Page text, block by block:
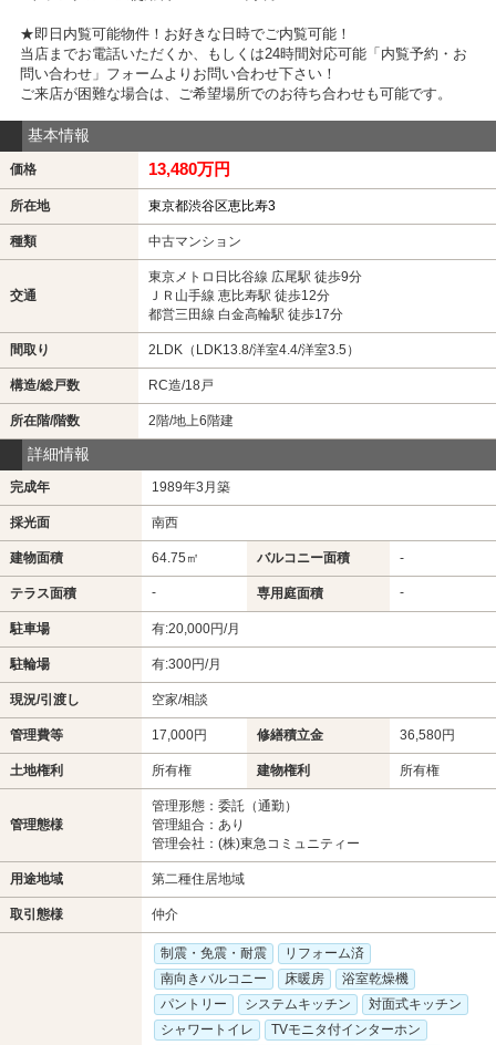
★即日内覧可能物件！お好きな日時でご内覧可能！
当店までお電話いただくか、もしくは24時間対応可能「内覧予約・お
問い合わせ」フォームよりお問い合わせ下さい！
ご来店が困難な場合は、ご希望場所でのお待ち合わせも可能です。
基本情報
価格 13,480万円
所在地 東京都渋谷区恵比寿3
種類 中古マンション
交通
東京メトロ日比谷線 広尾駅 徒歩9分
ＪＲ山手線 恵比寿駅 徒歩12分
都営三田線 白金高輪駅 徒歩17分
間取り 2LDK（LDK13.8/洋室4.4/洋室3.5）
構造/総戸数 RC造/18戸
所在階/階数 2階/地上6階建
詳細情報
完成年 1989年3月築
採光面 南西
建物面積 64.75㎡ バルコニー面積 -
テラス面積 - 専用庭面積 -
駐車場 有:20,000円/月
駐輪場 有:300円/月
現況/引渡し 空家/相談
管理費等 17,000円 修繕積立金 36,580円
土地権利 所有権 建物権利 所有権
管理態様
管理形態：委託（通勤）
管理組合：あり
管理会社：(株)東急コミュニティー
用途地域 第二種住居地域
取引態様 仲介
制震・免震・耐震
リフォーム済
南向きバルコニー
床暖房
浴室乾燥機
パントリー
システムキッチン
対面式キッチン
シャワートイレ
TVモニタ付インターホン